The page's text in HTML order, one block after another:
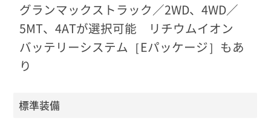
グランマックストラック／2WD、4WD／
5MT、4ATが選択可能 リチウムイオン
バッテリーシステム［Eパッケージ］もあ
り
標準装備